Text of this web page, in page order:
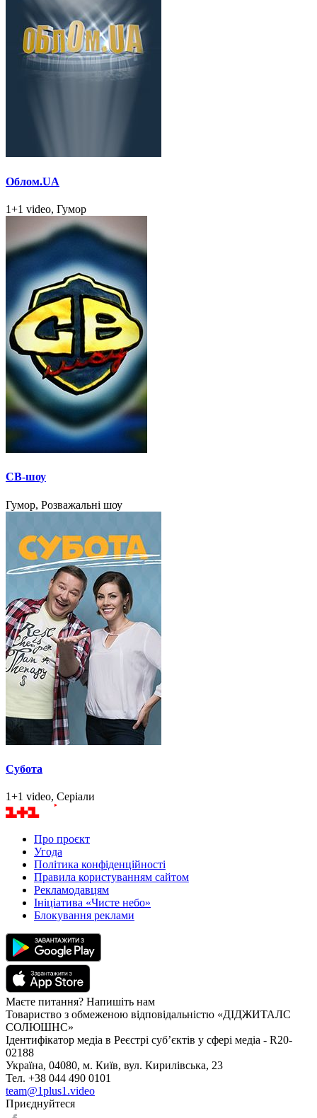
Облом.UA
1+1 video, Гумор
СВ-шоу
Гумор, Розважальні шоу
Субота
1+1 video, Серіали
Про проєкт
Угода
Політика конфіденційності
Правила користуванням сайтом
Рекламодавцям
Ініціатива «Чисте небо»
Блокування реклами
Маєте питання? Напишіть нам
Товариство з обмеженою відповідальністю «ДІДЖИТАЛС
СОЛЮШНС»
Ідентифікатор медіа в Реєстрі суб’єктів у сфері медіа - R20-
02188
Україна, 04080, м. Київ, вул. Кирилівська, 23
Тел. +38 044 490 0101
team@1plus1.video
Приєднуйтеся